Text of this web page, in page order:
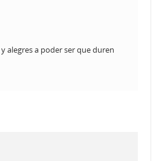
alegres a poder ser que duren